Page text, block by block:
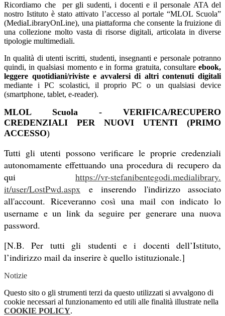
Ricordiamo che per gli sudenti, i docenti e il personale ATA del
nostro Istituto è stato attivato l’accesso al portale “MLOL Scuola”
(MediaLibraryOnLine), una piattaforma che consente la fruizione di
una collezione molto vasta di risorse digitali, articolata in diverse
tipologie multimediali.
In qualità di utenti iscritti, studenti, insegnanti e personale potranno
quindi, in qualsiasi momento e in forma gratuita, consultare ebook,
leggere quotidiani/riviste e avvalersi di altri contenuti digitali
mediante i PC scolastici, il proprio PC o un qualsiasi device
(smartphone, tablet, e-reader).
MLOL Scuola - VERIFICA/RECUPERO
CREDENZIALI PER NUOVI UTENTI (PRIMO
ACCESSO)
Tutti gli utenti possono verificare le proprie credenziali
autonomamente effettuando una procedura di recupero da
qui https://vr-stefanibentegodi.medialibrary.
it/user/LostPwd.aspx e inserendo l'indirizzo associato
all'account. Riceveranno così una mail con indicato lo
username e un link da seguire per generare una nuova
password.
[N.B. Per tutti gli studenti e i docenti dell’Istituto,
l’indirizzo mail da inserire è quello istituzionale.]
Notizie
Questo sito o gli strumenti terzi da questo utilizzati si avvalgono di
cookie necessari al funzionamento ed utili alle finalità illustrate nella
COOKIE POLICY.